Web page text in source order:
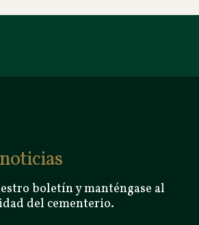
boletín y manténgase al
del cementerio.